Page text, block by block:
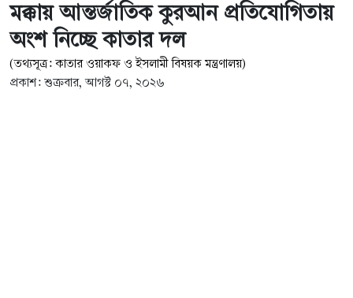
মক্কায় আন্তর্জাতিক কুরআন প্রতিযোগিতায়
অংশ নিচ্ছে কাতার দল
(তথ্যসূত্র: কাতার ওয়াকফ ও ইসলামী বিষয়ক মন্ত্রণালয়)
প্রকাশ: শুক্রবার, আগস্ট ০৭, ২০২৬